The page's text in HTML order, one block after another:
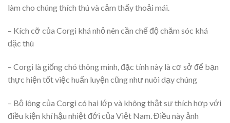
làm cho chúng thích thú và cảm thấy thoải mái.
– Kích cỡ của Corgi khá nhỏ nên cần chế độ chăm sóc khá
đặc thù
– Corgi là giống chó thông minh, đặc tính này là cơ sở để bạn
thực hiện tốt việc huấn luyện cũng như nuôi dạy chúng
– Bộ lông của Corgi có hai lớp và không thật sự thích hợp với
điều kiện khí hậu nhiệt đới của Việt Nam. Điều này ảnh